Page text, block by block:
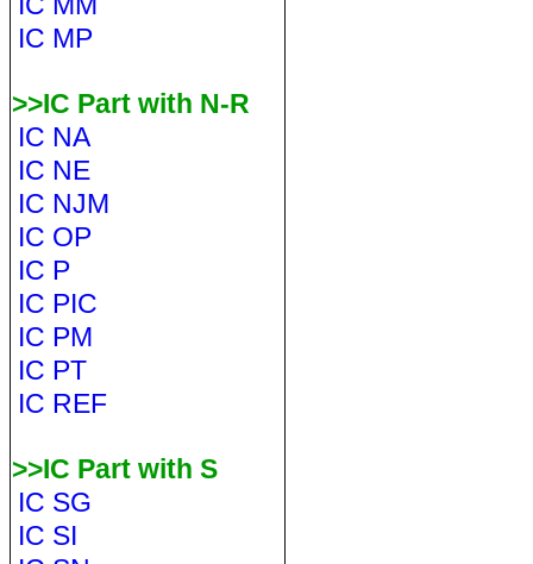
IC MP
>>IC Part with N-R
IC NA
IC NE
IC NJM
IC OP
IC P
IC PIC
IC PM
IC PT
IC REF
>>IC Part with S
IC SG
IC SI